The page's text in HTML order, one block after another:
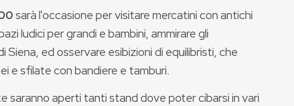
sarà l'occasione per visitare mercatini con antichi
ludici per grandi e bambini, ammirare gli
Siena, ed osservare esibizioni di equilibristi, che
e sfilate con bandiere e tamburi.
saranno aperti tanti stand dove poter cibarsi in vari